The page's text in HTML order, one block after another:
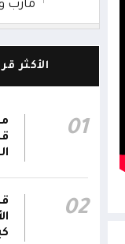
مأرب
01:20
00:12
إلى
الأكثر
01
02